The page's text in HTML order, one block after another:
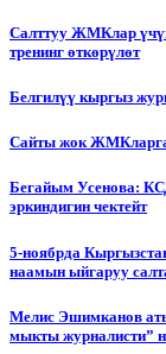
Салттуу ЖМКлар
тренинг өткөрүлөт
Белгилүү кыргыз
Сайты жок ЖМКларга
Бегайым Усенова:
эркиндигин чектейт
5-ноябрда
наамын ыйгаруу
Мелис Эшимканов
мыкты журналисти”